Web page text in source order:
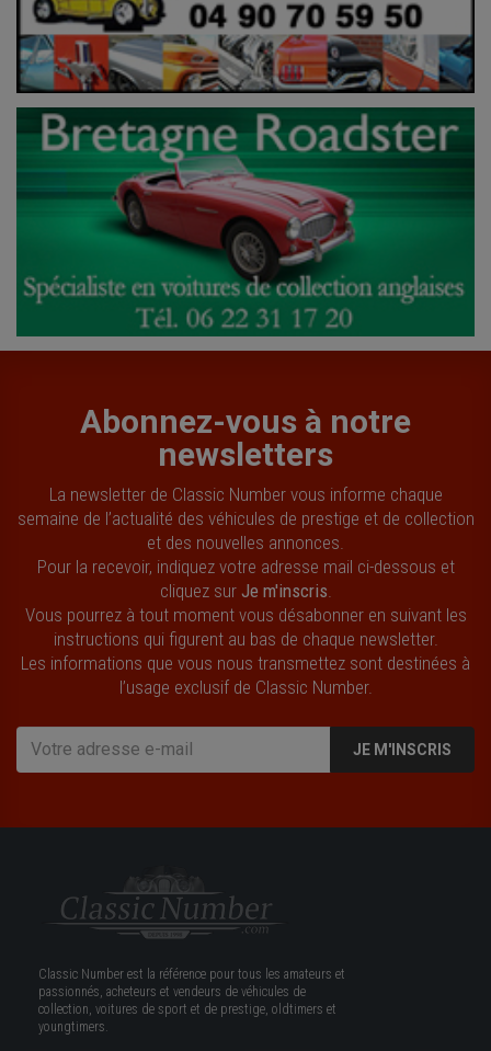
Abonnez-vous à notre
newsletters
La newsletter de Classic Number vous informe chaque
semaine de l’actualité des véhicules de prestige et de collection
et des nouvelles annonces.
Pour la recevoir, indiquez votre adresse mail ci-dessous et
cliquez sur Je m'inscris
Vous pourrez à tout moment vous désabonner en suivant les
instructions qui figurent au bas de chaque newsletter.
Les informations que vous nous transmettez sont destinées à
l’usage exclusif de Classic Number.
JE M'INSCRIS
Classic Number est la référence pour tous les amateurs et
passionnés, acheteurs et vendeurs de véhicules de
collection, voitures de sport et de prestige, oldtimers et
youngtimers.